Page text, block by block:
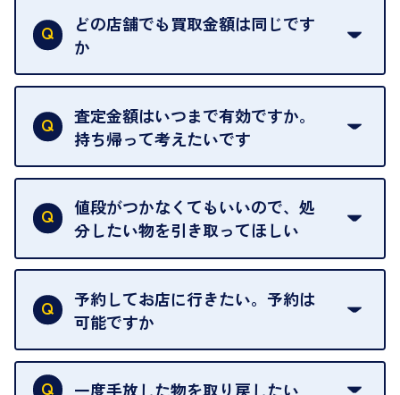
い。
ご指定の場所にお伺いします。
どの店舗でも買取金額は同じです
か
はい。全店舗一律です。
ただし、中古市場は日々変動するため、査定した日
によって査定額が変わることはございます。
査定金額はいつまで有効ですか。
持ち帰って考えたいです
査定額は当日限り有効です。
中古市場が日々変動するため、翌日には査定額が変
わることがございます。
値段がつかなくてもいいので、処
分したい物を引き取ってほしい
再販不可能な物は、場合によってはお断りすること
がございます。ご了承ください。
予約してお店に行きたい。予約は
可能ですか
申し訳ありませんが、現在はご来店の予約は承って
おりません。
一度手放した物を取り戻したい